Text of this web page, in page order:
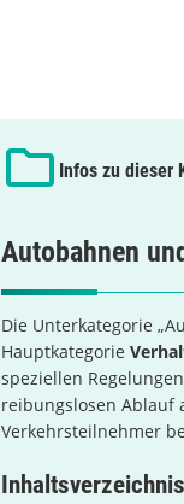
Infos zu dieser
Autobahnen
Die Unterkategorie
Hauptkategorie
speziellen
reibungslosen Ablauf
Verkehrsteilnehmer
Inhaltsverzeichnis